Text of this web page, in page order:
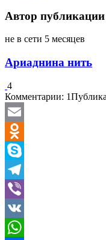
Автор публикации
не в сети 5 месяцев
Ариаднина нить
4
Комментарии: 1
Email
Odnoklassniki
Skype
Telegram
Viber
VK